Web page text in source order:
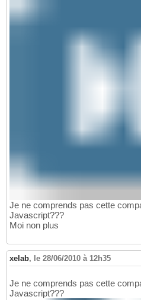
Je ne comprends pas cette
Javascript???
Moi non plus
xelab, le 28/06/2010 à 12h35
Je ne comprends pas cette
Javascript???